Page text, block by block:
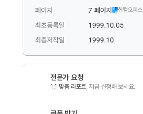
페이지 7 페이지 한컴오피스
최초등록일
1999.10.05
최종저작일
1999.10
전문가 요청
1:1 맞춤 리포트, 지금 신청해 보세요.